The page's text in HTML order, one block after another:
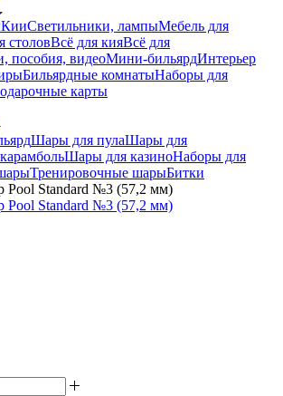
КииСветильники, лампыМебель для
столовВсё для кияВсё для
пособия, видеоМини-бильярдИнтерьер
Бильярдные комнатыНаборы для
карты
Шары для пулаШары для
Шары для казиноНаборы для
Тренировочные шарыБитки
Pool Standard №3 (57,2 мм)